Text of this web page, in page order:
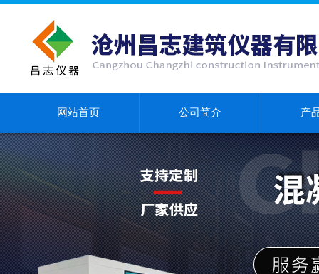
网站首页 公司简介 产